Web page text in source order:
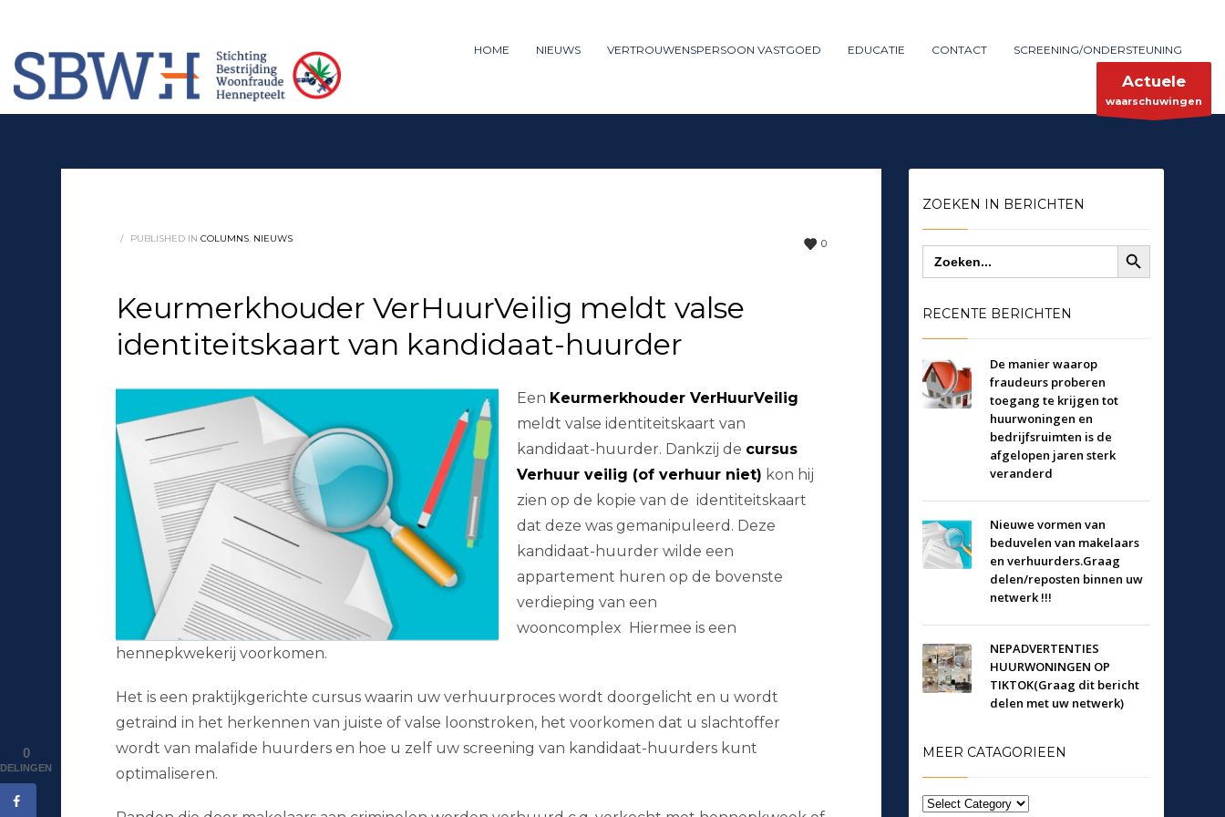
×
1 Login or create new account.
If you still have problems, please let us know, by sending an email to support@website.com . Thank you!
Mon-Fri 9:00AM - 6:00AM
HOME NIEUWS VERTROUWENSPERSOON VASTGOED EDUCATIE CONTACT SCREENING/ONDERSTEUNING
Actuele
waarschuwingen
0
/ PUBLISHED IN COLUMNS, NIEUWS
Keurmerkhouder VerHuurVeilig meldt valse
identiteitskaart van kandidaat-huurder
Een Keurmerkhouder VerHuurVeilig
meldt valse identiteitskaart van
kandidaat-huurder. Dankzij de cursus
Verhuur veilig (of verhuur niet) kon hij
zien op de kopie van de identiteitskaart
dat deze was gemanipuleerd. Deze
kandidaat-huurder wilde een
appartement huren op de bovenste
verdieping van een
wooncomplex Hiermee is een
hennepkwekerij voorkomen.
Het is een praktijkgerichte cursus waarin uw verhuurproces wordt doorgelicht en u wordt
getraind in het herkennen van juiste of valse loonstroken, het voorkomen dat u slachtoffer
wordt van malafide huurders en hoe u zelf uw screening van kandidaat-huurders kunt
optimaliseren.
ZOEKEN IN BERICHTEN
Zoek
naar:
Zoekknop
RECENTE BERICHTEN
De manier waarop
fraudeurs proberen
toegang te krijgen tot
huurwoningen en
bedrijfsruimten is de
afgelopen jaren sterk
veranderd
Nieuwe vormen van
beduvelen van makelaars
en verhuurders.Graag
delen/reposten binnen uw
netwerk !!!
NEPADVERTENTIES
HUURWONINGEN OP
TIKTOK(Graag dit bericht
delen met uw netwerk)
MEER CATAGORIEEN
0
DELINGEN